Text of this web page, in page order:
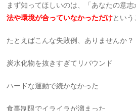
まず知ってほしいのは、「あなたの意
法や環境が合っていなかっただけという
たとえばこんな失敗例、ありませんか？
炭水化物を抜きすぎてリバウンド
ハードな運動で続かなかった
食事制限でイライラが溜まった